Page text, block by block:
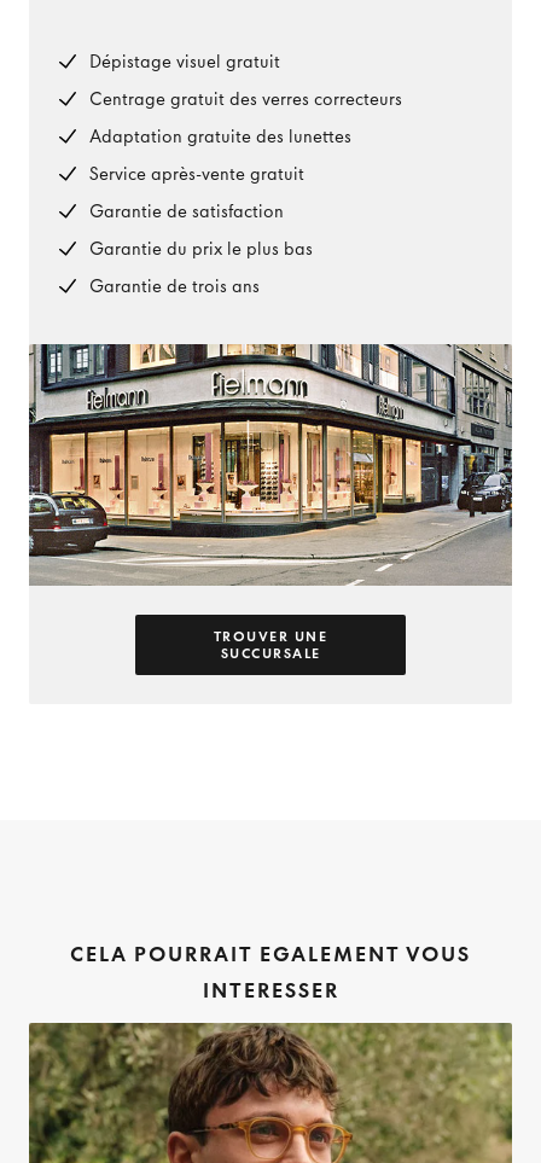
Dépistage visuel gratuit
Centrage gratuit des verres correcteurs
Adaptation gratuite des lunettes
Service après-vente gratuit
Garantie de satisfaction
Garantie du prix le plus bas
Garantie de trois ans
TROUVER UNE
SUCCURSALE
CELA POURRAIT EGALEMENT VOUS
INTERESSER